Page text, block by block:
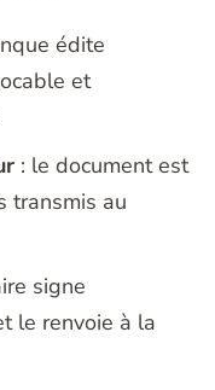
édite
et
: le document est
transmis au
signe
le renvoie à la